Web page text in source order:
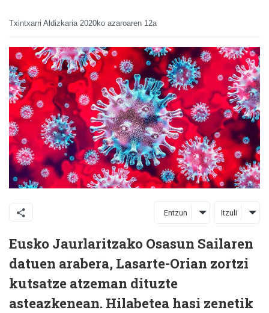
Txintxarri Aldizkaria 2020ko azaroaren 12a
Entzun Itzuli
Eusko Jaurlaritzako Osasun Sailaren
datuen arabera, Lasarte-Orian zortzi
kutsatze atzeman dituzte
asteazkenean. Hilabetea hasi zenetik